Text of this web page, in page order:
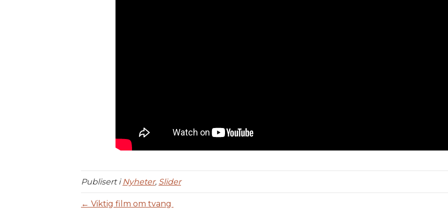
Publisert i Nyheter, Slider
← Viktig film om tvang